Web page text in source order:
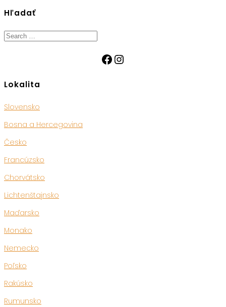
Hľadať
Search
Facebook
Instagram
Lokalita
Slovensko
Bosna a Hercegovina
Česko
Francúzsko
Chorvátsko
Lichtenštajnsko
Maďarsko
Monako
Nemecko
Poľsko
Rakúsko
Rumunsko